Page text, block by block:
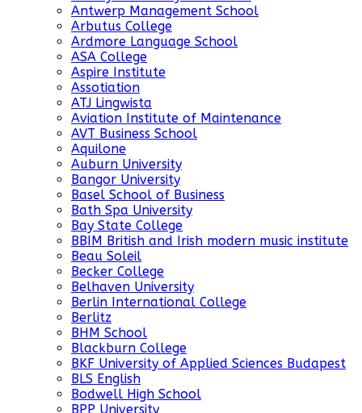
Antwerp Management School
Arbutus College
Ardmore Language School
ASA College
Aspire Institute
Assotiation
ATJ Lingwista
Aviation Institute of Maintenance
AVT Business School
Aquilone
Auburn University
Bangor University
Basel School of Business
Bath Spa University
Bay State College
BBIM British and Irish modern music institute
Beau Soleil
Becker College
Belhaven University
Berlin International College
Berlitz
BHM School
Blackburn College
BKF University of Applied Sciences Budapest
BLS English
Bodwell High School
BPP University